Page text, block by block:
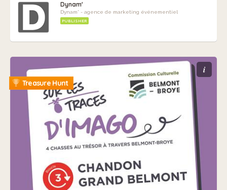
Dynam'
Dynam' - agence de marketing événementiel
PUBLISHER
i
Treasure Hunt